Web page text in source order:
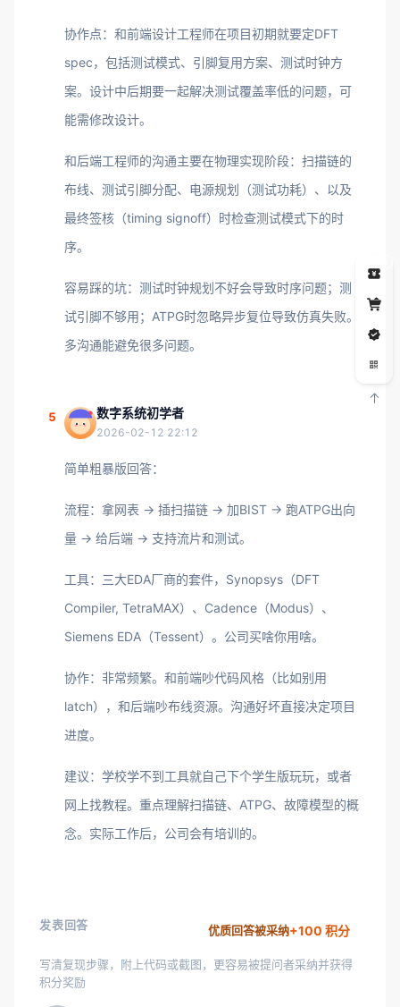
协作点：和前端设计工程师在项目初期就要定DFT
spec，包括测试模式、引脚复用方案、测试时钟方
案。设计中后期要一起解决测试覆盖率低的问题，可
能需修改设计。
和后端工程师的沟通主要在物理实现阶段：扫描链的
布线、测试引脚分配、电源规划（测试功耗）、以及
最终签核（timing signoff）时检查测试模式下的时
序。
容易踩的坑：测试时钟规划不好会导致时序问题；测
试引脚不够用；ATPG时忽略异步复位导致仿真失败。
多沟通能避免很多问题。
5 数字系统初学者
2026-02-12 22:12
简单粗暴版回答：
流程：拿网表 -> 插扫描链 -> 加BIST -> 跑ATPG出向
量 -> 给后端 -> 支持流片和测试。
工具：三大EDA厂商的套件，Synopsys（DFT
Compiler, TetraMAX）、Cadence（Modus）、
Siemens EDA（Tessent）。公司买啥你用啥。
协作：非常频繁。和前端吵代码风格（比如别用
latch），和后端吵布线资源。沟通好坏直接决定项目
进度。
建议：学校学不到工具就自己下个学生版玩玩，或者
网上找教程。重点理解扫描链、ATPG、故障模型的概
念。实际工作后，公司会有培训的。
发表回答 优质回答被采纳+100 积分
写清复现步骤，附上代码或截图，更容易被提问者采纳并获得
积分奖励